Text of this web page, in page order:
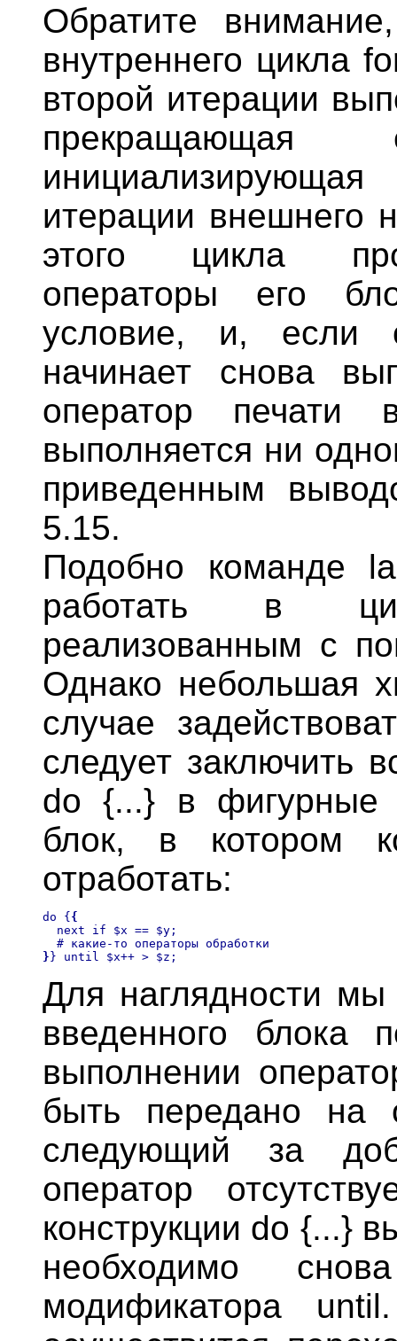
Обратите
внутреннего цикла
второй итерации
итерации внешнего
этого цикла
операторы его
условие, и, если
начинает снова
оператор печати
выполняется ни
приведенным
5.15.
Подобно команде
работать в
реализованным с
Однако небольшая
случае
следует заключить
do {...} в фигурные
блок, в котором
отработать:
do { {
  next if $x == $y;
}
Для наглядности
введенного
выполнении
быть передано на
следующий за
оператор
конструкции do {...}
необходимо
модификатора